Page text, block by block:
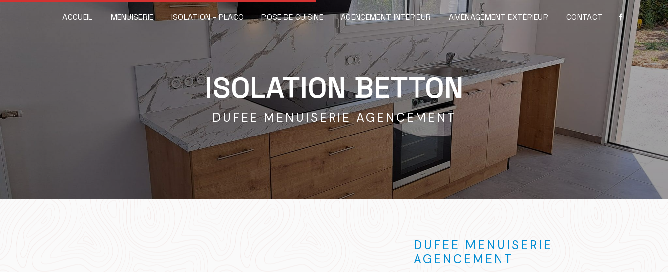
ACCUEIL MENUISERIE ISOLATION - PLACO POSE DE CUISINE AGENCEMENT INTÉRIEUR AMÉNAGEMENT EXTÉRIEUR CONTACT
ISOLATION BETTON
DUFEE MENUISERIE AGENCEMENT
DUFEE MENUISERIE
AGENCEMENT